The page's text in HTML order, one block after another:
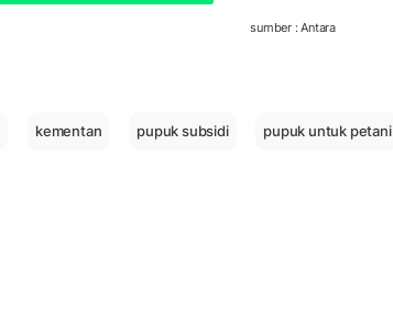
sumber : Antara
kementan pupuk subsidi pupuk untuk petani